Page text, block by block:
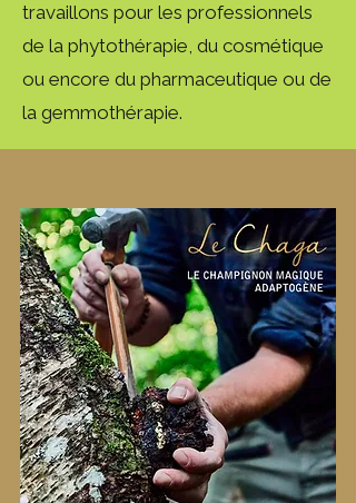
travaillons pour les professionnels
de la phytothérapie, du cosmétique
ou encore du pharmaceutique ou de
la gemmothérapie.